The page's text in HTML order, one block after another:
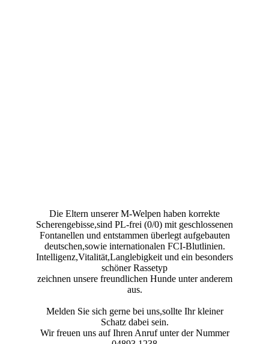
Die Eltern unserer M-Welpen haben korrekte
Scherengebisse,sind PL-frei (0/0) mit geschlossenen
Fontanellen und entstammen überlegt aufgebauten
deutschen,sowie internationalen FCI-Blutlinien.
Intelligenz,Vitalität,Langlebigkeit und ein besonders
schöner Rassetyp
zeichnen unsere freundlichen Hunde unter anderem
aus.
Melden Sie sich gerne bei uns,sollte Ihr kleiner
Schatz dabei sein.
Wir freuen uns auf Ihren Anruf unter der Nummer